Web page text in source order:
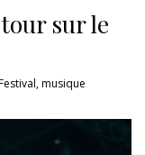
sur le
,musique